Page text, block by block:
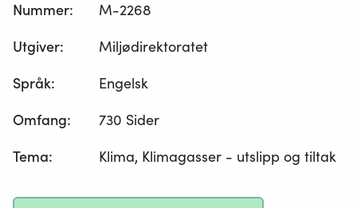
Nummer:
M-2268
Utgiver:
Miljødirektoratet
Språk:
Engelsk
Omfang:
730 Sider
Tema: Klima, Klimagasser - utslipp og tiltak